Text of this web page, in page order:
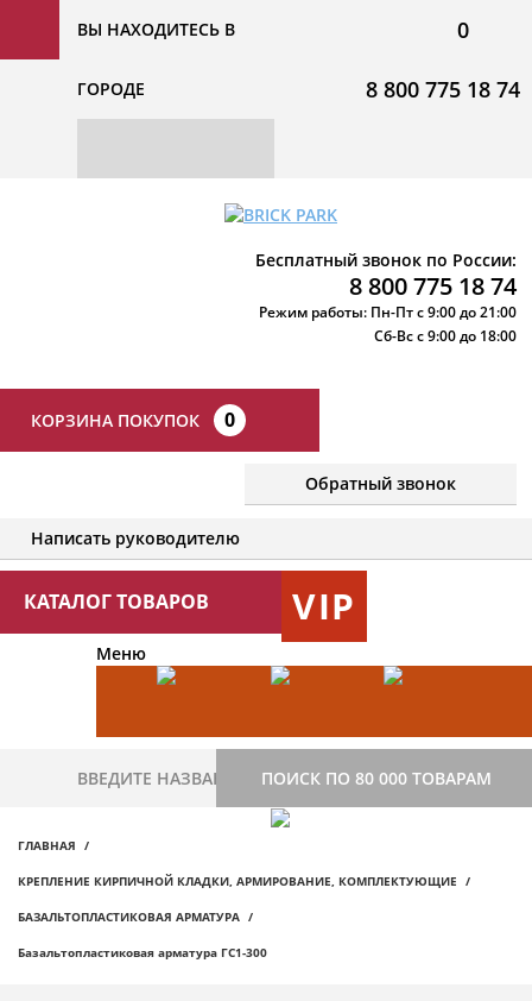
ВЫ НАХОДИТЕСЬ В
ГОРОДЕ
0
8 800 775 18 74
Бесплатный звонок по России:
8 800 775 18 74
Режим работы: Пн-Пт с 9:00 до 21:00
Сб-Вс с 9:00 до 18:00
КОРЗИНА ПОКУПОК 0
Обратный звонок
Написать руководителю
КАТАЛОГ ТОВАРОВ VIP
Меню
ПОИСК ПО 80 000 ТОВАРАМ
ГЛАВНАЯ
КРЕПЛЕНИЕ КИРПИЧНОЙ КЛАДКИ, АРМИРОВАНИЕ, КОМПЛЕКТУЮЩИЕ
БАЗАЛЬТОПЛАСТИКОВАЯ АРМАТУРА
Базальтопластиковая арматура ГС1-300